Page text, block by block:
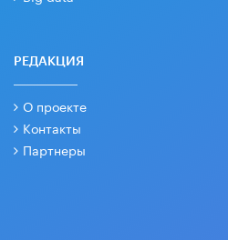
РЕДАКЦИЯ
О проекте
Контакты
Партнеры